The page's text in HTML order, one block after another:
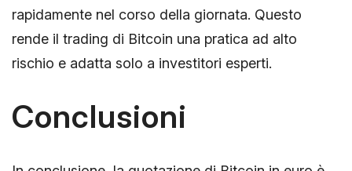
rapidamente nel corso della giornata. Questo
rende il trading di Bitcoin una pratica ad alto
rischio e adatta solo a investitori esperti.
Conclusioni